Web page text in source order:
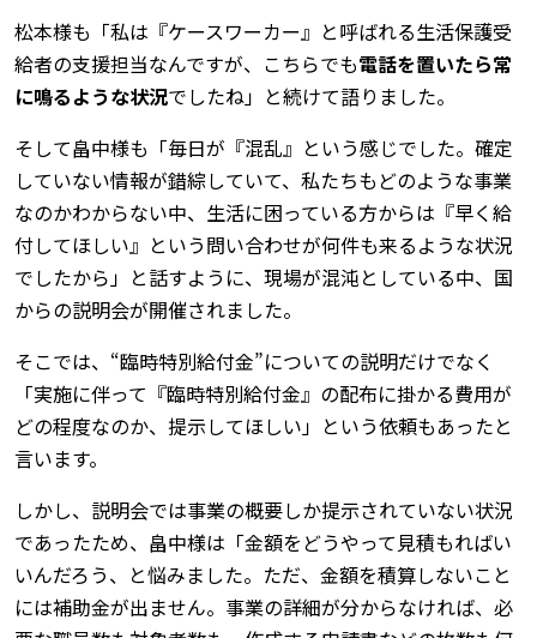
松本様も「私は『ケースワーカー』と呼ばれる生活保護受
給者の支援担当なんですが、こちらでも電話を置いたら常
に鳴るような状況でしたね」と続けて語りました。
そして畠中様も「毎日が『混乱』という感じでした。確定
していない情報が錯綜していて、私たちもどのような事業
なのかわからない中、生活に困っている方からは『早く給
付してほしい』という問い合わせが何件も来るような状況
でしたから」と話すように、現場が混沌としている中、国
からの説明会が開催されました。
そこでは、“臨時特別給付金”についての説明だけでなく
「実施に伴って『臨時特別給付金』の配布に掛かる費用が
どの程度なのか、提示してほしい」という依頼もあったと
言います。
しかし、説明会では事業の概要しか提示されていない状況
であったため、畠中様は「金額をどうやって見積もればい
いんだろう、と悩みました。ただ、金額を積算しないこと
には補助金が出ません。事業の詳細が分からなければ、必